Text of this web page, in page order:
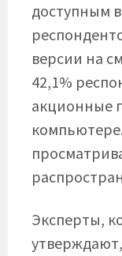
доступным
версии на
42,1%
акционные
Эксперты,